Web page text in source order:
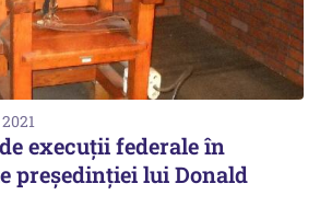
execuţii federale în
preşedinţiei lui Donald